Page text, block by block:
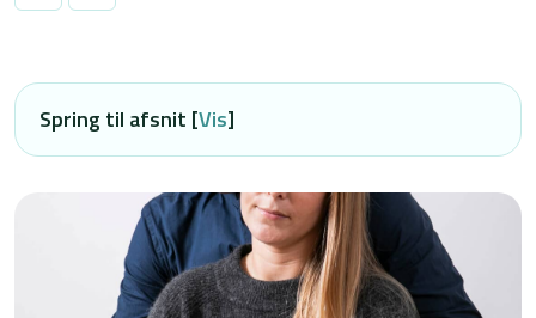
Spring til afsnit [Vis]